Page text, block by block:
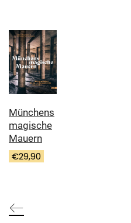
Münchens
magische
Mauern
€29,90